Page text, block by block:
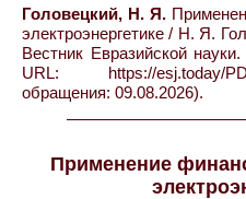
Головецкий, Н. Я.
электроэнергетике / Н. Я.
Вестник Евразийской
URL: https://esj.today/
обращения: 09.08.2026).
Применение